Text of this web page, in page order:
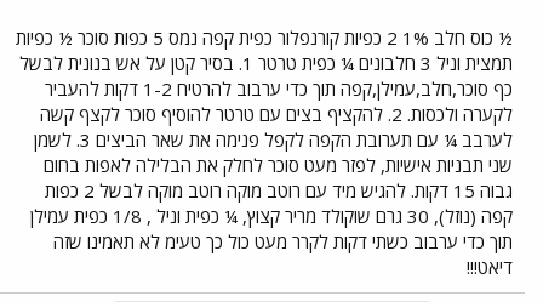
ך
½ כוס חלב 1% 2 כפיות קורנפלור כפית קפה נמס 5 כפות סוכר ½ כפיות
תמצית וניל 3 חלבונים ¼ כפית טרטר 1. בסיר קטן על אש בנונית לבשל
כף סוכר,חלב,עמילן,קפה תוך כדי ערבוב להרטיח 1-2 דקות להעביר
לקערה ולכסות. 2. להקציף בצים עם טרטר להוסיף סוכר לקצף קשה
לערבב ¼ עם תערובת הקפה לקפל פנימה את שאר הביצים 3. לשמן
שני תבניות אישיות, לפזר מעט סוכר לחלק את הבלילה לאפות בחום
גבוה 15 דקות. להגיש מיד עם רוטב מוקה רוטב מוקה לבשל 2 כפות
קפה (נוזל), 30 גרם שוקולד מריר קצוץ, ¼ כפית וניל , 1/8 כפית עמילן
תוך כדי ערבוב כשתי דקות לקרר מעט כול כך טעימ לא תאמינו שזה
דיאט!!!